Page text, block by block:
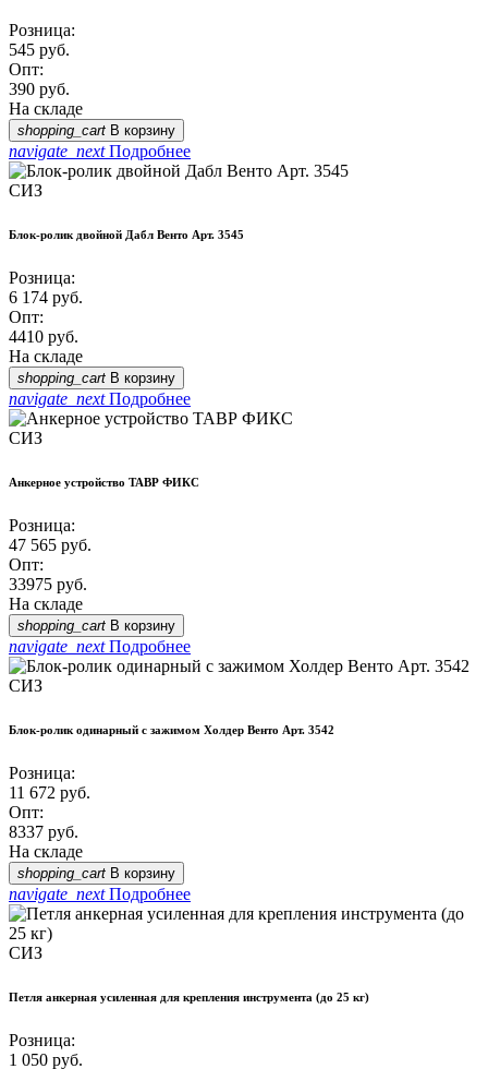
Розница:
545 руб.
Опт:
390 руб.
На складе
shopping_cart В корзину
navigate_nextПодробнее
СИЗ
Блок-ролик двойной Дабл Венто Арт. 3545
Розница:
6 174 руб.
Опт:
4410 руб.
На складе
shopping_cart В корзину
navigate_nextПодробнее
СИЗ
Анкерное устройство ТАВР ФИКС
Розница:
47 565 руб.
Опт:
33975 руб.
На складе
shopping_cart В корзину
navigate_nextПодробнее
СИЗ
Блок-ролик одинарный с зажимом Холдер Венто Арт. 3542
Розница:
11 672 руб.
Опт:
8337 руб.
На складе
shopping_cart В корзину
navigate_nextПодробнее
СИЗ
Петля анкерная усиленная для крепления инструмента (до 25 кг)
Розница:
1 050 руб.